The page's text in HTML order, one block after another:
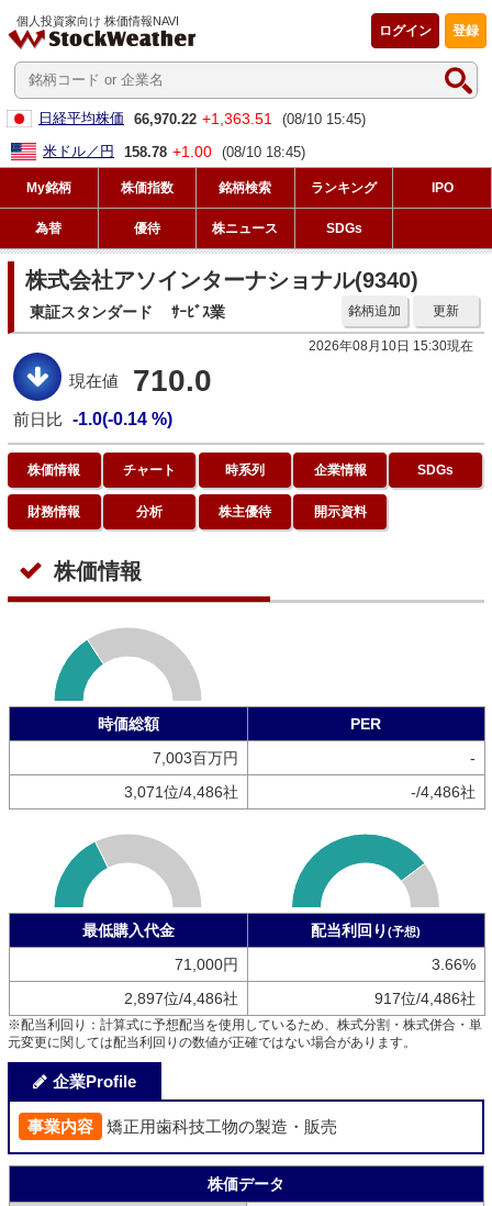
個人投資家向け 株価情報NAVI
登録
ログイン
日経平均株価 66,970.22 +1,363.51
(08/10 15:45)
米ドル／円
158.78 +1.00 (08/10 18:45)
My銘柄 株価指数 銘柄検索 ランキング IPO
為替 優待 株ニュース SDGs
株式会社アソインターナショナル(9340)
東証スタンダード ｻｰﾋﾞｽ業 更新
銘柄追加
2026年08月10日 15:30現在
現在値 710.0
前日比 -1.0(-0.14 %)
株価情報 チャート 時系列 企業情報 SDGs
財務情報 分析 株主優待 開示資料
株価情報
時価総額
PER
7,003百万円
-
3,071位/4,486社
-/4,486社
最低購入代金 配当利回り (予想)
71,000円
3.66%
2,897位/4,486社
917位/4,486社
※配当利回り：計算式に予想配当を使用しているため、株式分割・株式併合・単
元変更に関しては配当利回りの数値が正確ではない場合があります。
企業Profile
事業内容 矯正用歯科技工物の製造・販売
株価データ